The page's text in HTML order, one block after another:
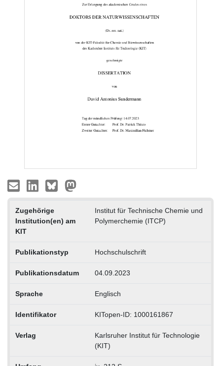
Zugehörige
Institution(en) am
KIT
Institut für Technische Chemie und
Polymerchemie (ITCP)
Publikationstyp Hochschulschrift
Publikationsdatum 04.09.2023
Sprache Englisch
Identifikator KITopen-ID: 1000161867
Verlag
Karlsruher Institut für Technologie
(KIT)